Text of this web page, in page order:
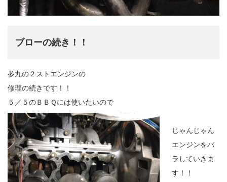
ブローの続き！！
参丸の２ストエンジンの
修理の続きです！！
５／５のＢＢＱには使いたいので
じゃんじゃん
エンジンをバ
ラしていきま
す！！